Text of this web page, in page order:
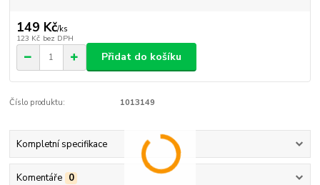
149 Kč/ks
123 Kč bez DPH
Přidat do košíku
Číslo produktu: 1013149
Kompletní specifikace
Komentáře 0